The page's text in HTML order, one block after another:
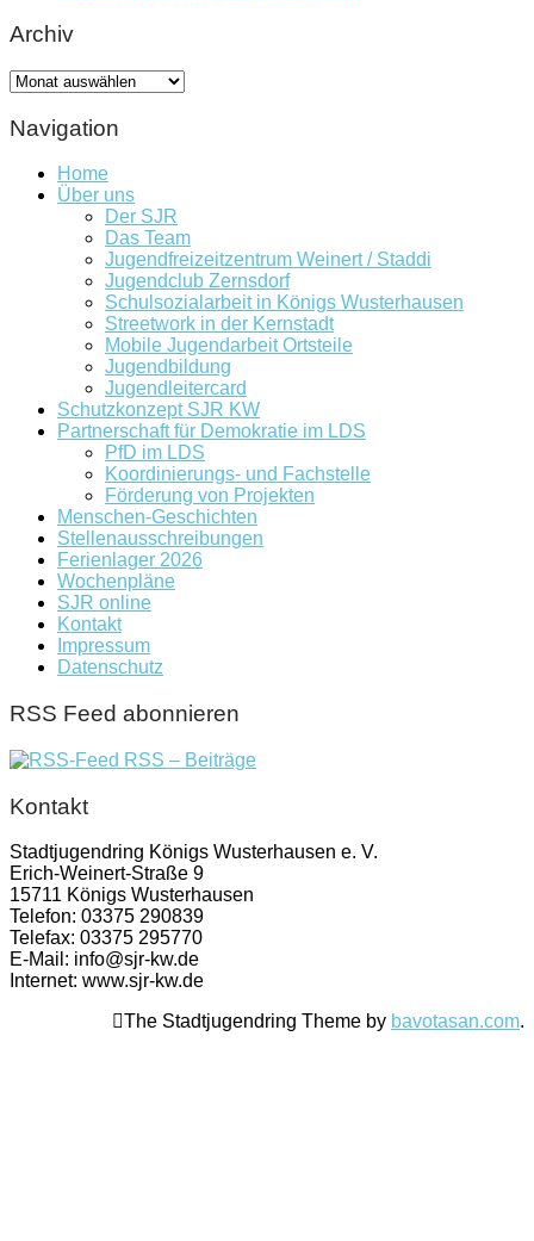
Archiv
Archiv
Navigation
Home
Über uns
Der SJR
Das Team
Jugendfreizeitzentrum Weinert / Staddi
Jugendclub Zernsdorf
Schulsozialarbeit in Königs Wusterhausen
Streetwork in der Kernstadt
Mobile Jugendarbeit Ortsteile
Jugendbildung
Jugendleitercard
Schutzkonzept SJR KW
Partnerschaft für Demokratie im LDS
PfD im LDS
Koordinierungs- und Fachstelle
Förderung von Projekten
Menschen-Geschichten
Stellenausschreibungen
Ferienlager 2026
Wochenpläne
SJR online
Kontakt
Impressum
Datenschutz
RSS Feed abonnieren
RSS – Beiträge
Kontakt
Stadtjugendring Königs Wusterhausen e. V.
Erich-Weinert-Straße 9
15711 Königs Wusterhausen
Telefon: 03375 290839
Telefax: 03375 295770
E-Mail: info@sjr-kw.de
Internet: www.sjr-kw.de
The Stadtjugendring Theme by bavotasan.com.